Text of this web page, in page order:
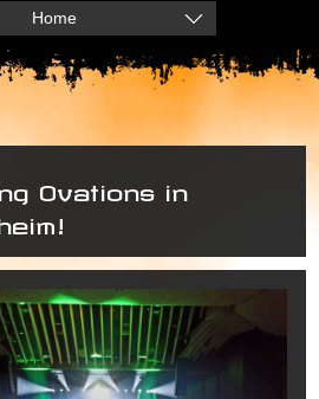
Home
Ovations in